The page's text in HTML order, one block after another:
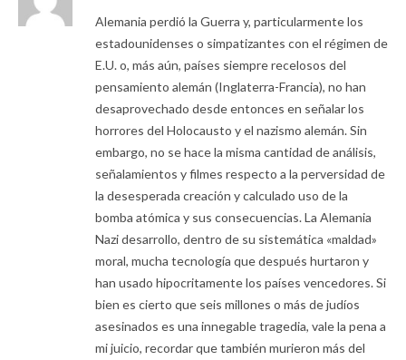
Alemania perdió la Guerra y, particularmente los
estadounidenses o simpatizantes con el régimen de
E.U. o, más aún, países siempre recelosos del
pensamiento alemán (Inglaterra-Francia), no han
desaprovechado desde entonces en señalar los
horrores del Holocausto y el nazismo alemán. Sin
embargo, no se hace la misma cantidad de análisis,
señalamientos y filmes respecto a la perversidad de
la desesperada creación y calculado uso de la
bomba atómica y sus consecuencias. La Alemania
Nazi desarrollo, dentro de su sistemática «maldad»
moral, mucha tecnología que después hurtaron y
han usado hipocritamente los países vencedores. Si
bien es cierto que seis millones o más de judíos
asesinados es una innegable tragedia, vale la pena a
mi juicio, recordar que también murieron más del